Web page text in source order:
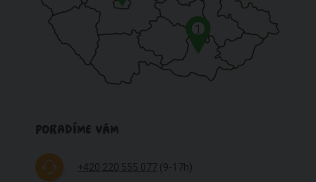
1
PORADÍME VÁM
+420 220 555 077 (9-17h)